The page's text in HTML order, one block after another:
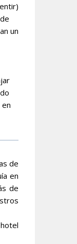
un
de
en
de